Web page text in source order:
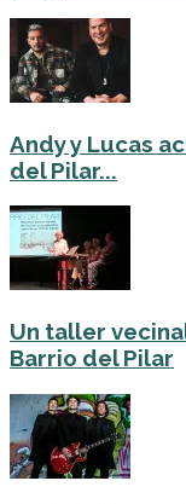
Andy y Lucas
del Pilar...
Un taller
Barrio del Pilar